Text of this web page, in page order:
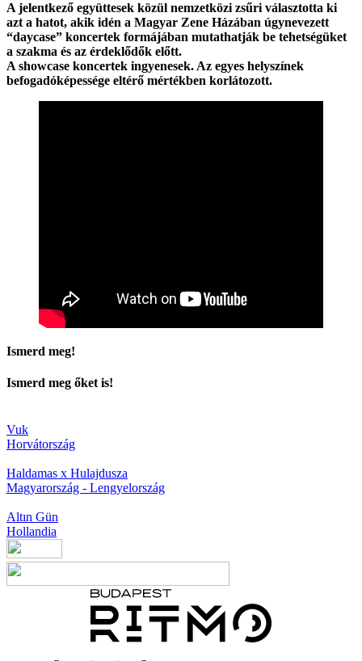
A jelentkező együttesek közül nemzetközi zsűri választotta ki
azt a hatot, akik idén a Magyar Zene Házában úgynevezett
“daycase” koncertek formájában mutathatják be tehetségüket
a szakma és az érdeklődők előtt.
A showcase koncertek ingyenesek. Az egyes helyszínek
befogadóképessége eltérő mértékben korlátozott.
Ismerd meg!
Ismerd meg őket is!
Vuk
Horvátország
Haldamas x Hulajdusza
Magyarország - Lengyelország
Altın Gün
Hollandia